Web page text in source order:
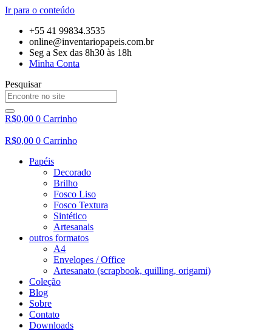
Ir para o conteúdo
+55 41 99834.3535
online@inventariopapeis.com.br
Seg a Sex das 8h30 às 18h
Minha Conta
Pesquisar
R$0,00 0 Carrinho
R$0,00 0 Carrinho
Papéis
Decorado
Brilho
Fosco Liso
Fosco Textura
Sintético
Artesanais
outros formatos
A4
Envelopes / Office
Artesanato (scrapbook, quilling, origami)
Coleção
Blog
Sobre
Contato
Downloads